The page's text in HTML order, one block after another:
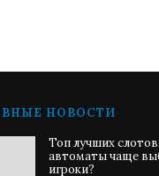
НОВОСТИ
Топ лучших
автоматы чаще
игроки?